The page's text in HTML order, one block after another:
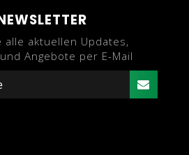
alle aktuellen Updates,
Angebote per E-Mail